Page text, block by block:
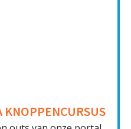
KNOPPENCURSUS